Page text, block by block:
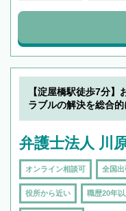
【淀屋橋駅徒歩7分
ラブルの解決を総合
弁護士法人 川
オンライン相談可 全国
役所から近い 職歴20年以